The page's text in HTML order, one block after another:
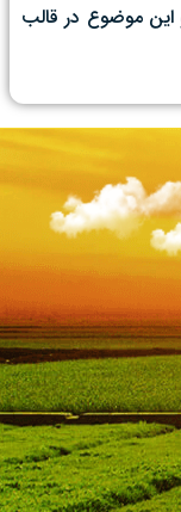
این موضوع در قالب